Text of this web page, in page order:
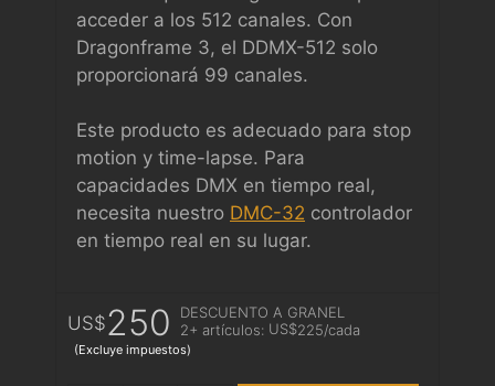
acceder a los 512 canales. Con
Dragonframe 3, el DDMX-512 solo
proporcionará 99 canales.
Este producto es adecuado para stop
motion y time-lapse. Para
capacidades DMX en tiempo real,
necesita nuestro DMC-32 controlador
en tiempo real en su lugar.
US$250
DESCUENTO A GRANEL
2+ artículos: US$225/cada
(Excluye impuestos)